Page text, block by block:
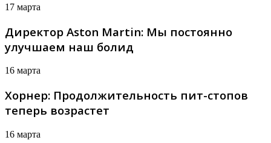
17 марта
Директор Aston Martin: Мы постоянно
улучшаем наш болид
16 марта
Хорнер: Продолжительность пит-стопов
теперь возрастет
16 марта